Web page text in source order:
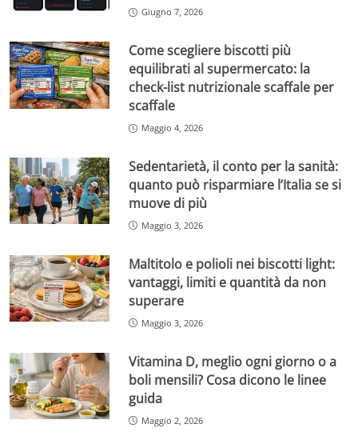
Giugno 7, 2026
Come scegliere biscotti più
equilibrati al supermercato: la
check-list nutrizionale scaffale per
scaffale
Maggio 4, 2026
Sedentarietà, il conto per la sanità:
quanto può risparmiare l’Italia se si
muove di più
Maggio 3, 2026
Maltitolo e polioli nei biscotti light:
vantaggi, limiti e quantità da non
superare
Maggio 3, 2026
Vitamina D, meglio ogni giorno o a
boli mensili? Cosa dicono le linee
guida
Maggio 2, 2026